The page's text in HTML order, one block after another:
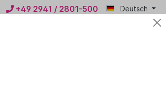
+49 2941 / 2801-500 Deutsch